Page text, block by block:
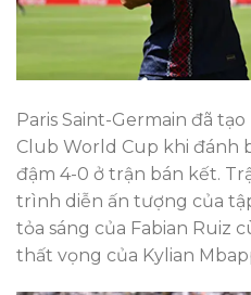
Paris Saint-Germain đã
Club World Cup khi đánh
đậm 4-0 ở trận bán kết.
trình diễn ấn tượng của
tỏa sáng của Fabian Ruiz
thất vọng của Kylian